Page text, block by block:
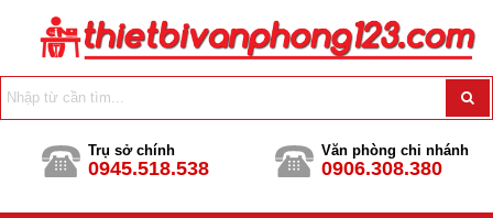
Trụ sở chính
0945.518.538
Văn phòng chi nhánh
0906.308.380